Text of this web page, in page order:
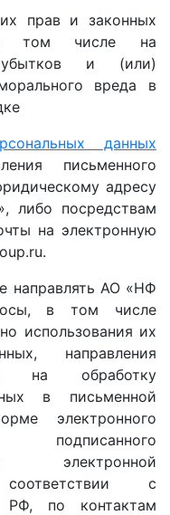
прав и законных
в том числе на
убытков и (или)
вреда в
данных
письменного
адресу
либо посредствам
на электронную
направлять АО «НФ
в том числе
использования их
направления
на обработку
в письменной
электронного
электронной
с
РФ, по контактам